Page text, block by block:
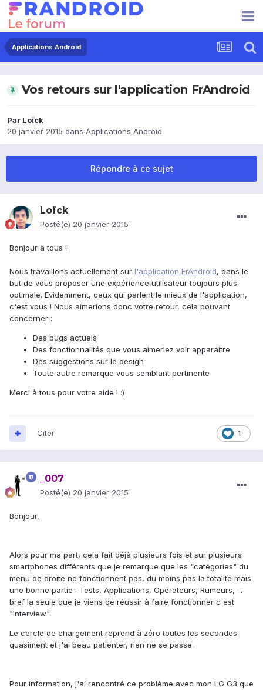
Applications Android
Vos retours sur l'application FrAndroid
Par Loïck
20 janvier 2015 dans Applications Android
Répondre à ce sujet
Loïck
Posté(e) 20 janvier 2015
Bonjour à tous !
Nous travaillons actuellement sur l'application FrAndroid, dans le
but de vous proposer une expérience utilisateur toujours plus
optimale. Evidemment, ceux qui parlent le mieux de l'application,
c'est vous ! Nous aimerions donc votre retour, cela pouvant
concerner :
Des bugs actuels
Des fonctionnalités que vous aimeriez voir apparaitre
Des suggestions sur le design
Toute autre remarque vous semblant pertinente
Merci à tous pour votre aide ! :)
1
Citer
_007
Posté(e) 20 janvier 2015
Bonjour,
Alors pour ma part, cela fait déjà plusieurs fois et sur plusieurs
smartphones différents que je remarque que les "catégories" du
menu de droite ne fonctionnent pas, du moins pas la totalité mais
une bonne partie : Tests, Applications, Opérateurs, Rumeurs, ...
bref la seule que je viens de réussir à faire fonctionner c'est
"Interview".
Le cercle de chargement reprend à zéro toutes les secondes
quasiment et j'ai beau patienter, rien ne se passe.
Pour information, j'ai rencontré ce problème avec mon LG G3 que